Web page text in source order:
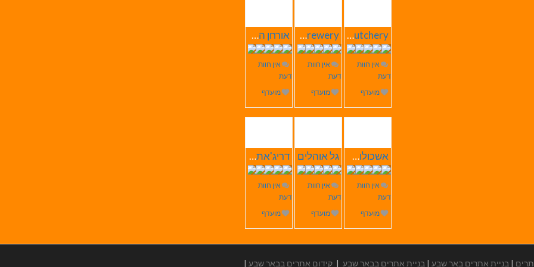
Butchery – בוצ'רי אחוזת הבשר
אין חוות
דעת
מועדף
SABRESA Brewery מבשלת שיכר | מבשלת בירה
אין חוות
דעת
מועדף
אורחן המעיין
אין חוות
דעת
מועדף
אשכולות הוליסטי Care
אין חוות
דעת
מועדף
גל אוהלים
אין חוות
דעת
מועדף
דריג'את המערה שבהר
אין חוות
דעת
מועדף
| בניית אתרים באר שבע | בניית אתרים בבאר שבע |קידום אתרים בבאר שבע |